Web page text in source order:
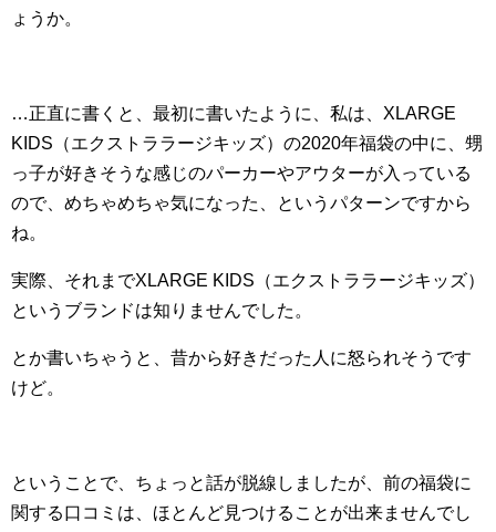
ょうか。
…正直に書くと、最初に書いたように、私は、XLARGE
KIDS（エクストララージキッズ）の2020年福袋の中に、甥
っ子が好きそうな感じのパーカーやアウターが入っている
ので、めちゃめちゃ気になった、というパターンですから
ね。
実際、それまでXLARGE KIDS（エクストララージキッズ）
というブランドは知りませんでした。
とか書いちゃうと、昔から好きだった人に怒られそうです
けど。
ということで、ちょっと話が脱線しましたが、前の福袋に
関する口コミは、ほとんど見つけることが出来ませんでし